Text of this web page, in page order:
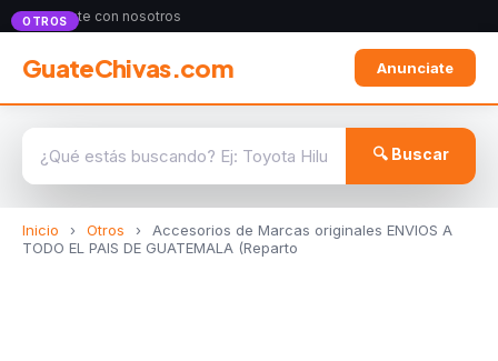
Anunciate con nosotros
GuateChivas.com Anunciate
🔍 Buscar
Inicio › Otros ›
Accesorios de Marcas originales ENVIOS A
TODO EL PAIS DE GUATEMALA (Reparto
OTROS